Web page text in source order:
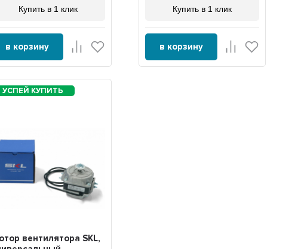
Купить в 1 клик
в корзину
Купить в 1 клик
в корзину
вентилятора SKL,